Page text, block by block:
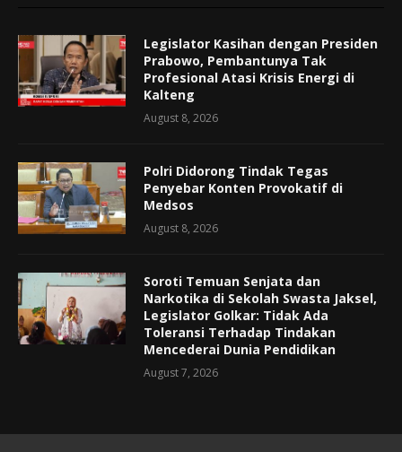
Legislator Kasihan dengan Presiden
Prabowo, Pembantunya Tak
Profesional Atasi Krisis Energi di
Kalteng
August 8, 2026
Polri Didorong Tindak Tegas
Penyebar Konten Provokatif di
Medsos
August 8, 2026
Soroti Temuan Senjata dan
Narkotika di Sekolah Swasta Jaksel,
Legislator Golkar: Tidak Ada
Toleransi Terhadap Tindakan
Mencederai Dunia Pendidikan
August 7, 2026